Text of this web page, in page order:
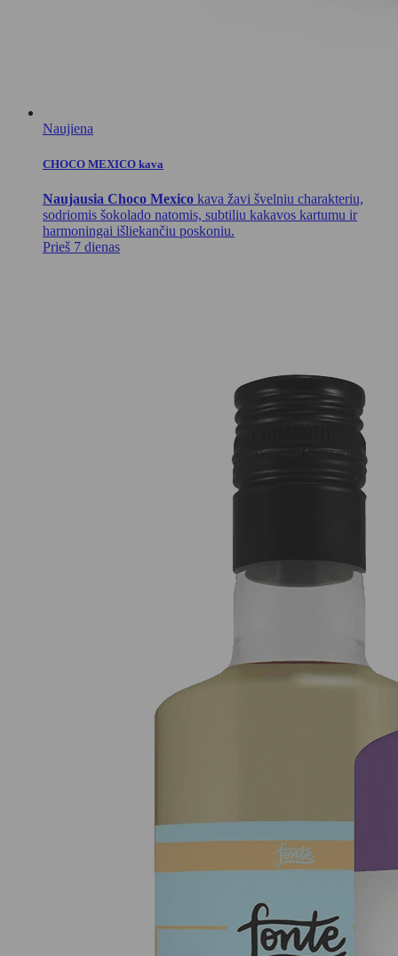
Naujiena
CHOCO MEXICO kava
Naujausia Choco Mexico kava žavi švelniu charakteriu,
sodriomis šokolado natomis, subtiliu kakavos kartumu ir
harmoningai išliekančiu poskoniu.
Prieš 7 dienas